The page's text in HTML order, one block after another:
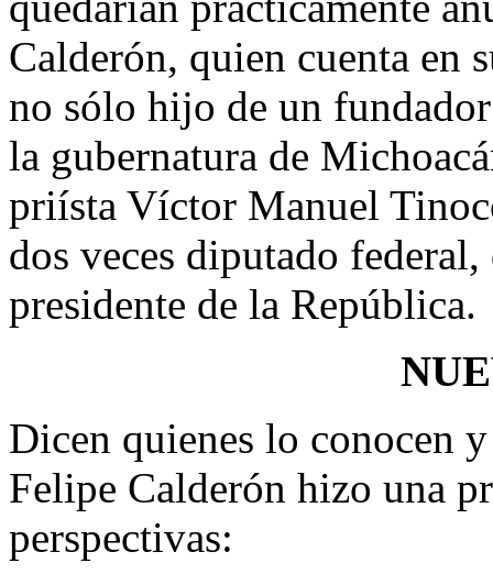
Calderón, quien cuenta en
no sólo hijo de un
la gubernatura de
priísta Víctor Manuel
dos veces diputado
presidente de la República.
Dicen quienes lo conocen
Felipe Calderón hizo una
perspectivas: